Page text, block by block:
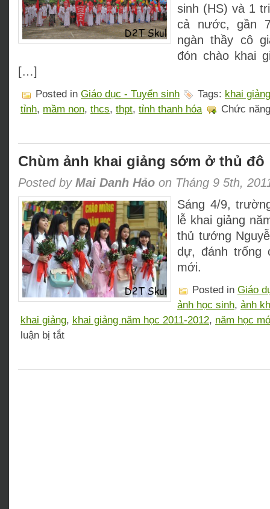
sinh (HS) và 1
cả nước, gần
ngàn thầy cô
đón chào khai
[…]
Posted in Giáo dục - Tuyển sinh Tags: khai giảng
tỉnh, mầm non, thcs, thpt, tỉnh thanh hóa Chức
Chùm ảnh khai giảng sớm ở thủ đô
Posted by Mai Danh Hảo on Tháng 9 5th,
Sáng 4/9,
lễ khai giảng
thủ tướng
dự, đánh trống
mới.
Posted in Giáo
ảnh học sinh, ảnh
khai giảng, khai giảng năm học 2011-2012, năm học
luận bị tắtở
giảng